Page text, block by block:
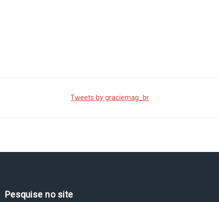
Tweets by graciemag_br
Pesquise no site